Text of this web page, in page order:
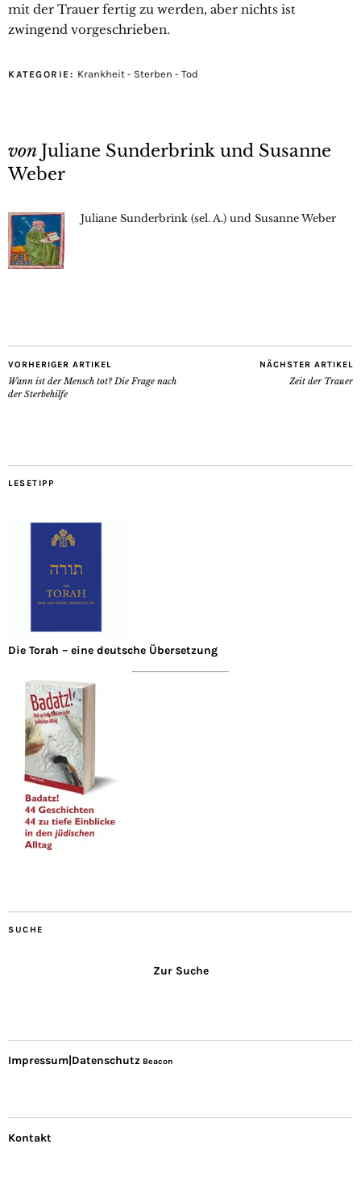
mit der Trauer fertig zu werden, aber nichts ist
zwingend vorgeschrieben.
KATEGORIE: Krankheit - Sterben - Tod
von Juliane Sunderbrink und Susanne
Weber
Juliane Sunderbrink (sel. A.) und Susanne Weber
VORHERIGER ARTIKEL
Wann ist der Mensch tot? Die Frage nach
der Sterbehilfe
NÄCHSTER ARTIKEL
Zeit der Trauer
LESETIPP
Die Torah – eine deutsche Übersetzung
SUCHE
Zur Suche
Impressum|Datenschutz Beacon
Kontakt